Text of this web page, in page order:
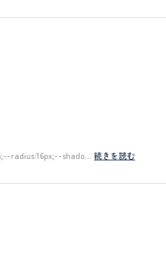
radius:16px;--shado… 続きを読む